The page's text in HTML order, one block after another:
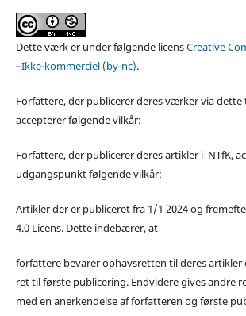
Dette værk er under følgende licensCreative
–Ikke-kommerciel (by-nc).
Forfattere, der publicerer deres værker via dette
accepterer følgende vilkår:
Forfattere, der publicerer deres artikler i NTfK,
udgangspunkt følgende vilkår:
Artikler der er publiceret fra 1/1 2024 og
4.0 Licens. Dette indebærer, at
forfattere bevarer ophavsretten til deres
ret til første publicering. Endvidere gives andre
med en anerkendelse af forfatteren og første